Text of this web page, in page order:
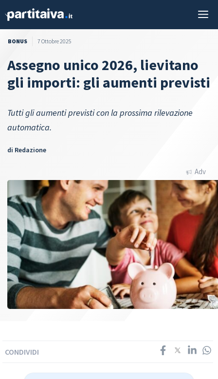
BONUS 7 Ottobre 2025
Assegno unico 2026, lievitano
gli importi: gli aumenti previsti
Tutti gli aumenti previsti con la prossima rilevazione
automatica.
di Redazione
Adv
CONDIVIDI